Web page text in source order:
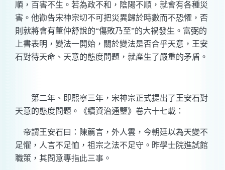
順，百害不生。若為政不和，陰陽不順，就會有各種災
害。他勸告宋神宗切不可把災異歸於時數而不恐懼，否
則就將會有董仲舒說的“傷敗乃至”的大禍發生。富弼的
上書表明，變法一開始，關於變法是否合乎天意，王安
石對待天命、天意的態度問題，就產生了嚴重的矛盾。
第二年、即熙寧三年，宋神宗正式提出了王安石對
天意的態度問題。《續資治通鑒》卷六十七載：
帝謂王安石曰：陳薦言，外人雲，今朝廷以為天變不
足懼，人言不足恤，祖宗之法不足守。昨學士院進試館
職策，其問意專指此三事。